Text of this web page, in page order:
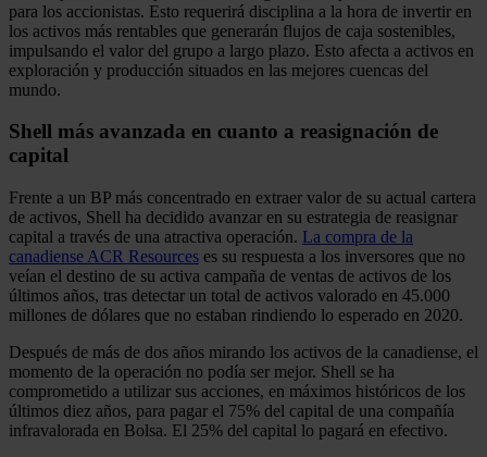
para los accionistas. Esto requerirá disciplina a la hora de invertir en
los activos más rentables que generarán flujos de caja sostenibles,
impulsando el valor del grupo a largo plazo. Esto afecta a activos en
exploración y producción situados en las mejores cuencas del
mundo.
Shell más avanzada en cuanto a reasignación de
capital
Frente a un BP más concentrado en extraer valor de su actual cartera
de activos, Shell ha decidido avanzar en su estrategia de reasignar
capital a través de una atractiva operación. La compra de la
canadiense ACR Resources es su respuesta a los inversores que no
veían el destino de su activa campaña de ventas de activos de los
últimos años, tras detectar un total de activos valorado en 45.000
millones de dólares que no estaban rindiendo lo esperado en 2020.
Después de más de dos años mirando los activos de la canadiense, el
momento de la operación no podía ser mejor. Shell se ha
comprometido a utilizar sus acciones, en máximos históricos de los
últimos diez años, para pagar el 75% del capital de una compañía
infravalorada en Bolsa. El 25% del capital lo pagará en efectivo.